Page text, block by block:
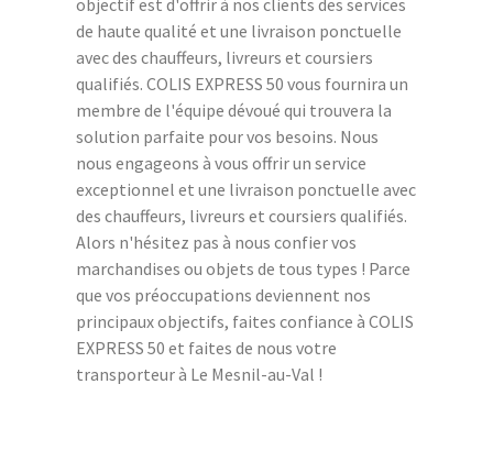
de haute qualité et une livraison ponctuelle
avec des chauffeurs, livreurs et coursiers
qualifiés. COLIS EXPRESS 50 vous fournira un
membre de l'équipe dévoué qui trouvera la
solution parfaite pour vos besoins. Nous
nous engageons à vous offrir un service
exceptionnel et une livraison ponctuelle avec
des chauffeurs, livreurs et coursiers qualifiés.
Alors n'hésitez pas à nous confier vos
marchandises ou objets de tous types ! Parce
que vos préoccupations deviennent nos
principaux objectifs, faites confiance à COLIS
EXPRESS 50 et faites de nous votre
transporteur à Le Mesnil-au-Val !